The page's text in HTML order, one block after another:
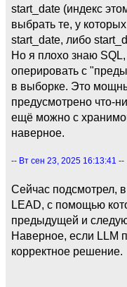
start_date (индекс
выбрать те, у
start_date, либо
Но я плохо знаю SQL,
оперировать с
в выборке. Это
предусмотрено что-
ещё можно с
наверное.
-- Вт сен 23, 2025 16:13:41 --
Сейчас подсмотрел, в
LEAD, с помощью
предыдущей и
Наверное, если LLM
корректное решение.